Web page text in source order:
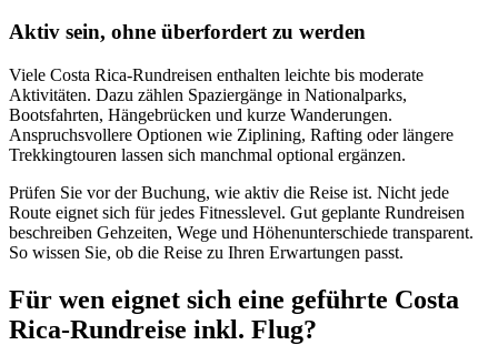
Aktiv sein, ohne überfordert zu werden
Viele Costa Rica-Rundreisen enthalten leichte bis moderate
Aktivitäten. Dazu zählen Spaziergänge in Nationalparks,
Bootsfahrten, Hängebrücken und kurze Wanderungen.
Anspruchsvollere Optionen wie Ziplining, Rafting oder längere
Trekkingtouren lassen sich manchmal optional ergänzen.
Prüfen Sie vor der Buchung, wie aktiv die Reise ist. Nicht jede
Route eignet sich für jedes Fitnesslevel. Gut geplante Rundreisen
beschreiben Gehzeiten, Wege und Höhenunterschiede transparent.
So wissen Sie, ob die Reise zu Ihren Erwartungen passt.
Für wen eignet sich eine geführte Costa
Rica-Rundreise inkl. Flug?